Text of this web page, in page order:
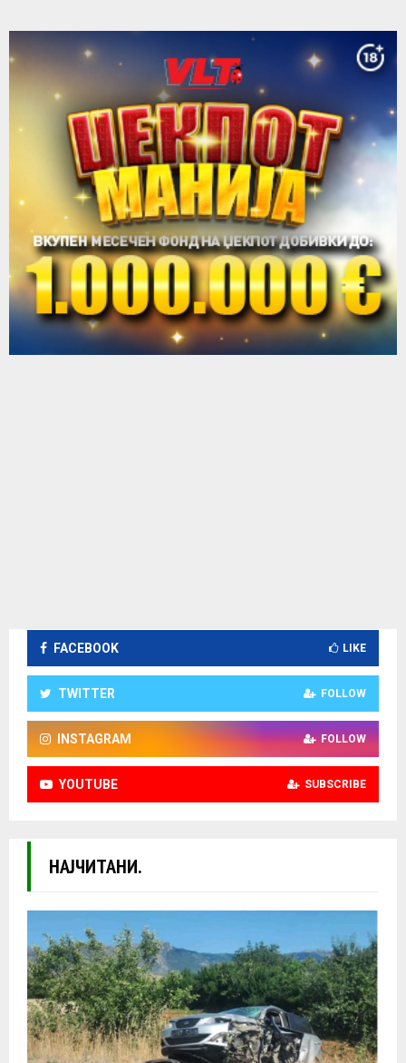
FACEBOOK LIKE
TWITTER FOLLOW
INSTAGRAM FOLLOW
YOUTUBE SUBSCRIBE
НАЈЧИТАНИ.